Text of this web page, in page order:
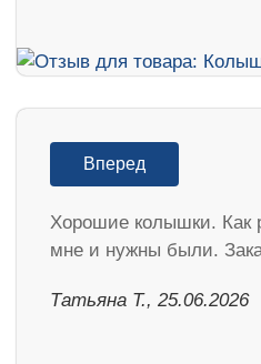
Вперед
Хорошие колышки. Как
мне и нужны были.
Татьяна Т., 25.06.2026